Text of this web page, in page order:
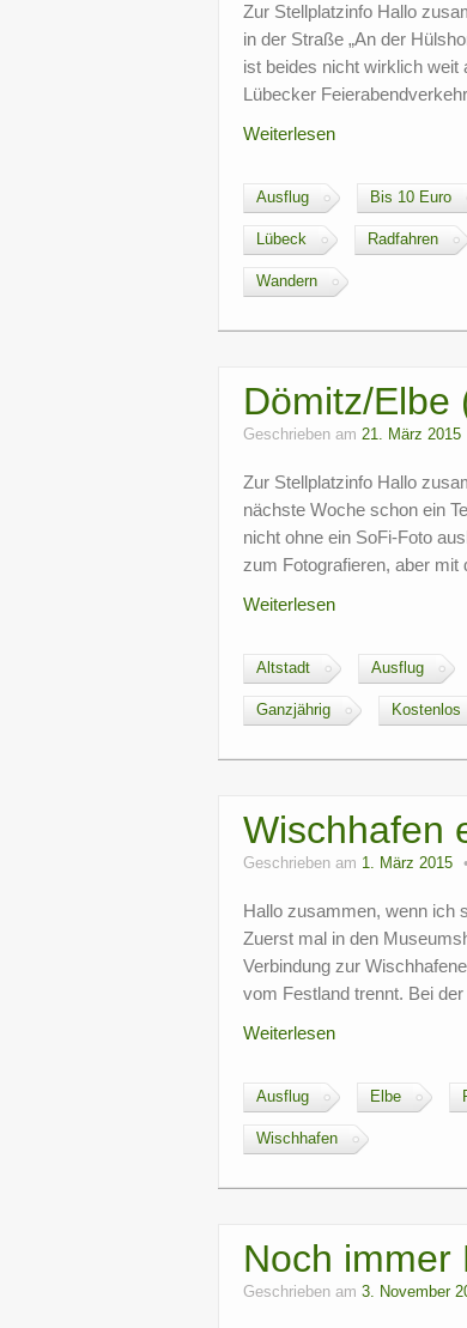
Zur Stellplatzinfo Hallo
in der Straße „An der
ist beides nicht wirklich weit
Lübecker
Weiterlesen
Ausflug Bis 10 Euro
Lübeck Radfahren
Wandern
Dömitz/Elbe
Geschrieben am 21. März 2015
Zur Stellplatzinfo Hallo
nächste Woche schon ein
nicht ohne ein SoFi-Foto
zum Fotografieren, aber
Weiterlesen
Altstadt Ausflug
Ganzjährig Kostenlos
Wischhafen
Geschrieben am 1. März 2015
Hallo zusammen, wenn ich
Zuerst mal in den
Verbindung zur
vom Festland trennt. Bei
Weiterlesen
Ausflug Elbe
Wischhafen
Noch immer
Geschrieben am 3. November